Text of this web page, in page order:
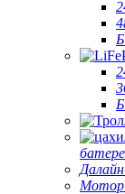
Мотор